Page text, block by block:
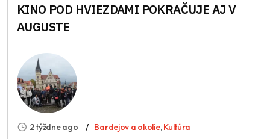
KINO POD HVIEZDAMI POKRAČUJE AJ V
AUGUSTE
2 týždne ago Bardejov a okolie,Kultúra